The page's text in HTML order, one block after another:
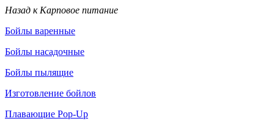
Назад к Карповое питание
Бойлы варенные
Бойлы насадочные
Бойлы пылящие
Изготовление бойлов
Плавающие Pop-Up